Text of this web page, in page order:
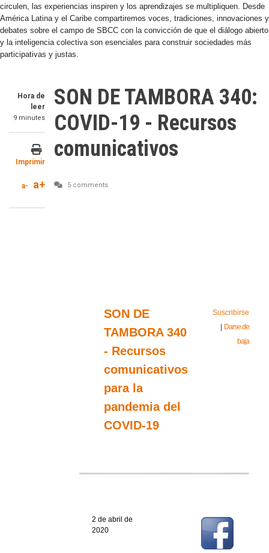
circulen, las experiencias inspiren y los aprendizajes se multipliquen. Desde
América Latina y el Caribe compartiremos voces, tradiciones, innovaciones y
debates sobre el campo de SBCC con la convicción de que el diálogo abierto
y la inteligencia colectiva son esenciales para construir sociedades más
participativas y justas.
Hora de
leer
9 minutes
Imprimir
a- a+
SON DE TAMBORA 340:
COVID-19 - Recursos
comunicativos
5 comments
SON DE
TAMBORA 340
- Recursos
comunicativos
para la
pandemia del
COVID-19
Suscribirse
Darse de
baja
2 de abril de
2020